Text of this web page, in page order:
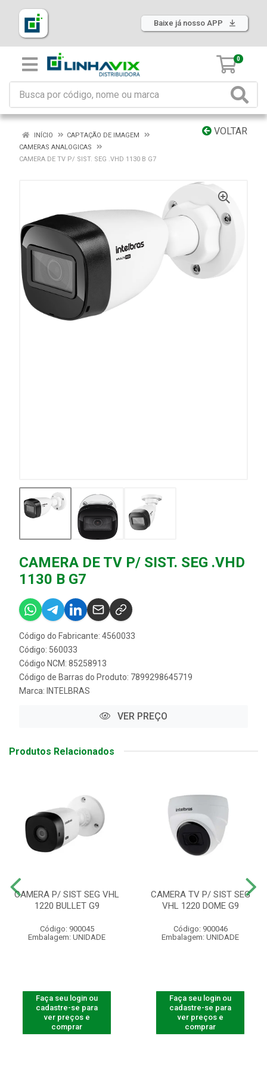
Baixe já nosso APP
0
VOLTAR
INÍCIO
CAPTAÇÃO DE IMAGEM
CAMERAS ANALOGICAS
CAMERA DE TV P/ SIST. SEG .VHD 1130 B G7
CAMERA DE TV P/ SIST. SEG .VHD
1130 B G7
Código do Fabricante: 4560033
Código: 560033
Código NCM: 85258913
Código de Barras do Produto: 7899298645719
Marca: INTELBRAS
VER PREÇO
Produtos Relacionados
CAMERA P/ SIST SEG VHL
1220 BULLET G9
Código: 900045
Embalagem: UNIDADE
Faça seu login ou
cadastre-se para
ver preços e
comprar
CAMERA TV P/ SIST SEG
VHL 1220 DOME G9
Código: 900046
Embalagem: UNIDADE
Faça seu login ou
cadastre-se para
ver preços e
comprar